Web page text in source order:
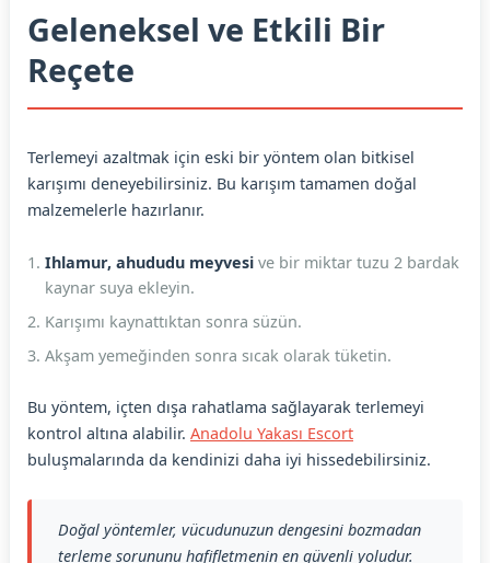
Geleneksel ve Etkili Bir
Reçete
Terlemeyi azaltmak için eski bir yöntem olan bitkisel
karışımı deneyebilirsiniz. Bu karışım tamamen doğal
malzemelerle hazırlanır.
Ihlamur, ahududu meyvesi ve bir miktar tuzu 2 bardak
kaynar suya ekleyin.
Karışımı kaynattıktan sonra süzün.
Akşam yemeğinden sonra sıcak olarak tüketin.
Bu yöntem, içten dışa rahatlama sağlayarak terlemeyi
kontrol altına alabilir. Anadolu Yakası Escort
buluşmalarında da kendinizi daha iyi hissedebilirsiniz.
Doğal yöntemler, vücudunuzun dengesini bozmadan
terleme sorununu hafifletmenin en güvenli yoludur.